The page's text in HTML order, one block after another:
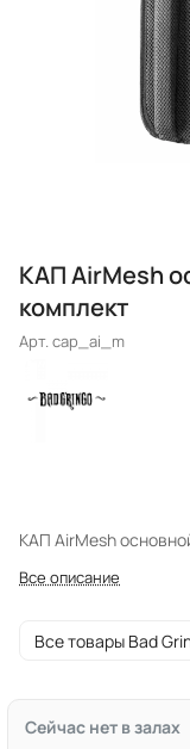
КАП AirMesh
комплект
Арт.cap_ai_m
КАП AirMesh
Все описание
Все товары Bad
Сейчас нет в залах